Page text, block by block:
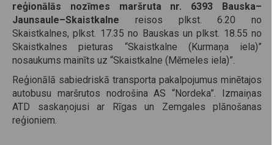
reģionālās nozīmes maršruta nr. 6393 Bauska–
Jaunsaule–Skaistkalne reisos plkst. 6.20 no
Skaistkalnes, plkst. 17.35 no Bauskas un plkst. 18.55 no
Skaistkalnes pieturas “Skaistkalne (Kurmaņa iela)”
nosaukums mainīts uz “Skaistkalne (Mēmeles iela)”.
Reģionālā sabiedriskā transporta pakalpojumus minētajos
autobusu maršrutos nodrošina AS “Nordeka”. Izmaiņas
ATD saskaņojusi ar Rīgas un Zemgales plānošanas
reģioniem.